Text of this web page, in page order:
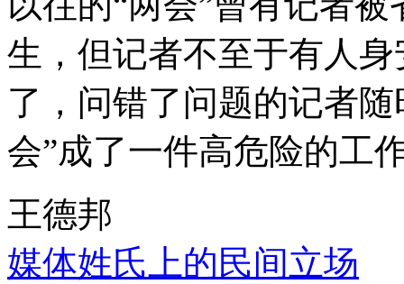
生，但记者不至于有人
了，问错了问题的记者
会”成了一件高危险的工
王德邦
媒体姓氏上的民间立场